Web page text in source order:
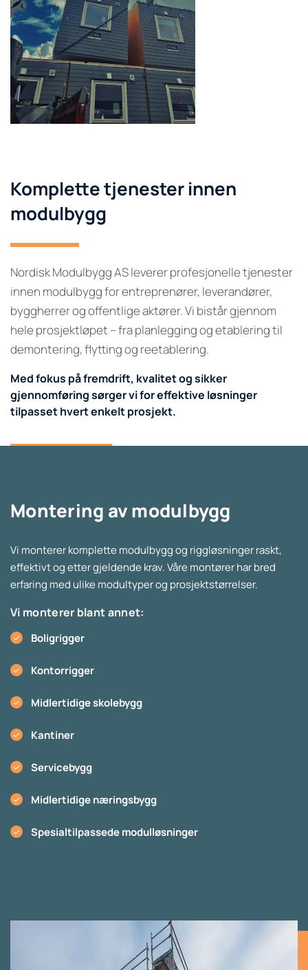
Komplette tjenester innen
modulbygg
Nordisk Modulbygg AS leverer profesjonelle tjenester
innen modulbygg for entreprenører, leverandører,
byggherrer og offentlige aktører. Vi bistår gjennom
hele prosjektløpet – fra planlegging og etablering til
demontering, flytting og reetablering.
Med fokus på fremdrift, kvalitet og sikker
gjennomføring sørger vi for effektive løsninger
tilpasset hvert enkelt prosjekt.
Montering av modulbygg
Vi monterer komplette modulbygg og riggløsninger raskt,
effektivt og etter gjeldende krav. Våre montører har bred
erfaring med ulike modultyper og prosjektstørrelser.
Vi monterer blant annet:
Boligrigger
Kontorrigger
Midlertidige skolebygg
Kantiner
Servicebygg
Midlertidige næringsbygg
Spesialtilpassede modulløsninger